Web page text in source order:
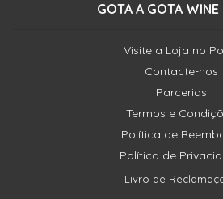
GOTA A GOTA WINE
Visite a Loja no
Contacte-nos
Parcerias
Termos e
Política de
Política de
Livro de